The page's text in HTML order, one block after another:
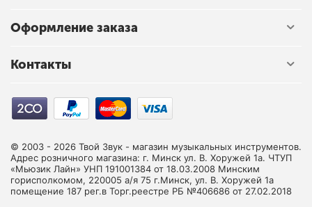
Оформление заказа
Контакты
© 2003 - 2026 Твой Звук - магазин музыкальных инструментов.
Адрес розничного магазина: г. Минск ул. В. Хоружей 1а. ЧТУП
«Мьюзик Лайн» УНП 191001384 от 18.03.2008 Минским
горисполкомом, 220005 а/я 75 г.Минск, ул. В. Хоружей 1а
помещение 187 рег.в Торг.реестре РБ №406686 от 27.02.2018